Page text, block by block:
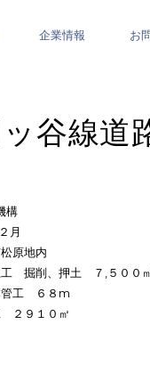
企業情報 お
谷線道
構
月
原地内
工 掘削、押土 ７,５００
６８m
１０㎡